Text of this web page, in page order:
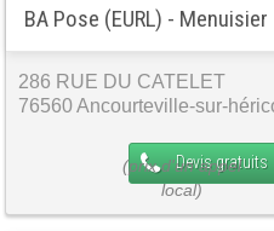
BA Pose (EURL) - Menuisier
286 RUE DU CATELET
76560 Ancourteville-sur-
Devis gratuits